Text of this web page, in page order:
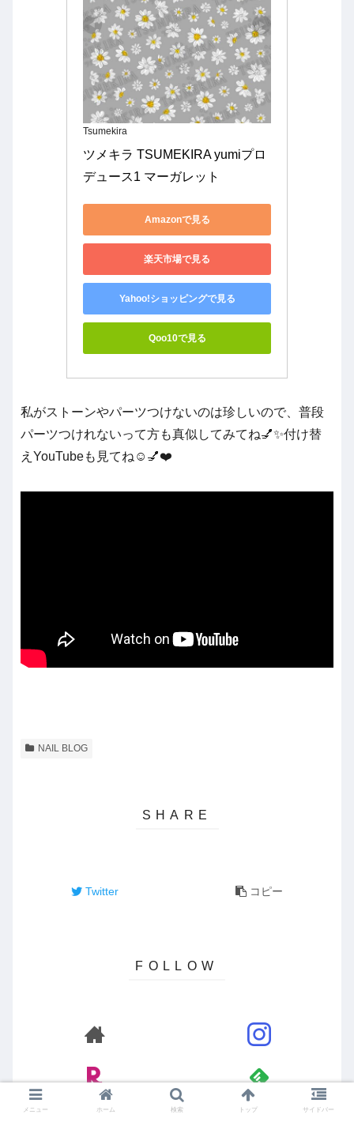
Tsumekira
ツメキラ TSUMEKIRA yumiプロ
デュース1 マーガレット
Amazonで見る
楽天市場で見る
Yahoo!ショッピングで見る
Qoo10で見る
私がストーンやパーツつけないのは珍しいので、普段
パーツつけれないって方も真似してみてね💅✨付け替
えYouTubeも見てね☺️💅❤️
NAIL BLOG
Twitter コピー
メニュー ホーム 検索 トップ サイドバー